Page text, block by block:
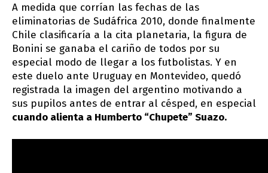
A medida que corrían las fechas de las
eliminatorias de Sudáfrica 2010, donde finalmente
Chile clasificaría a la cita planetaria, la figura de
Bonini se ganaba el cariño de todos por su
especial modo de llegar a los futbolistas. Y en
este duelo ante Uruguay en Montevideo, quedó
registrada la imagen del argentino motivando a
sus pupilos antes de entrar al césped, en especial
cuando alienta a Humberto “Chupete” Suazo.